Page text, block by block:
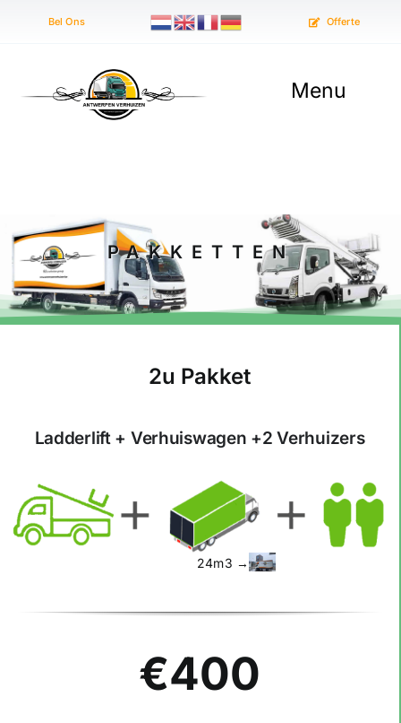
Bel Ons Offerte
Menu
Opruimen
Prijzen
PAKKETTEN
2u Pakket
Ladderlift + Verhuiswagen +2 Verhuizers
24m3 →
€400